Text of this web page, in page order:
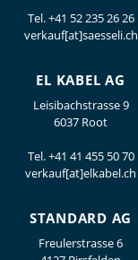
Tel.+41 52 235 26 26
verkauf[at]saesseli.ch
EL KABEL AG
Leisibachstrasse 9
6037 Root
Tel.+41 41 455 50 70
verkauf[at]elkabel.ch
STANDARD AG
Freulerstrasse 6